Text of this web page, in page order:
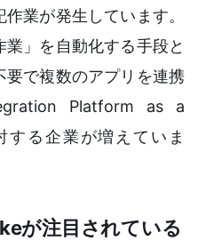
業が発生しています。
」を自動化する手段と
要で複数のアプリを連携
Platform as a
する企業が増えていま
が注目されている